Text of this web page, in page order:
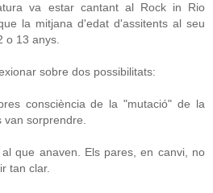
va estar cantant al Rock in Rio
la mitjana d'edat d'assitents al seu
o 13 anys.
sobre dos possibilitats:
consciència de la "mutació" de la
sorprendre.
que anaven. Els pares, en canvi, no
tan clar.